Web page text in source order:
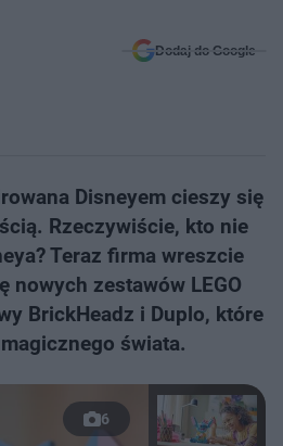
Dodaj do Google
Disneyem cieszy się
Rzeczywiście, kto nie
Teraz firma wreszcie
nowych zestawów LEGO
BrickHeadz i Duplo, które
świata.
6